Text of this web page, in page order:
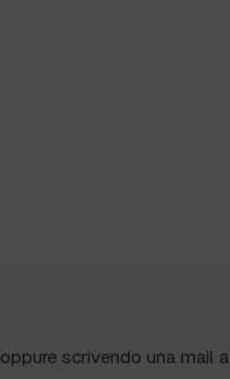
oppure scrivendo una mail a